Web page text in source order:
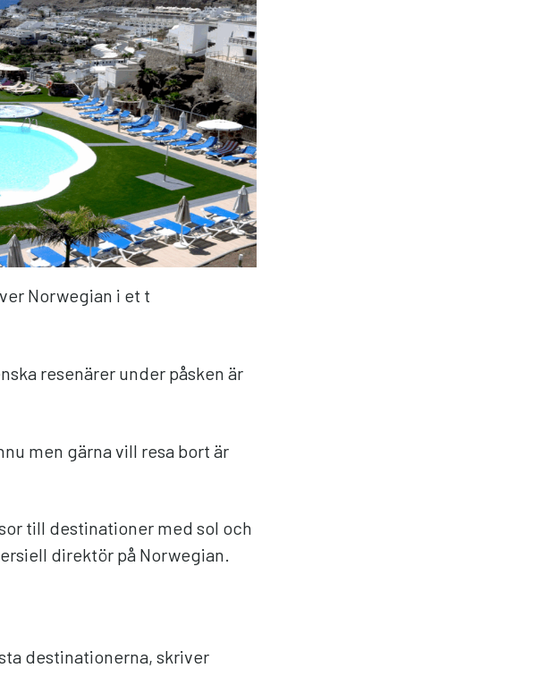
Norwegian i et t
resenärer under påsken är
men gärna vill resa bort är
till destinationer med sol och
direktör på Norwegian.
destinationerna, skriver